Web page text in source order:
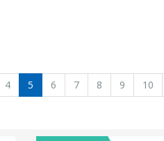
4 5 6 7 8 9 10